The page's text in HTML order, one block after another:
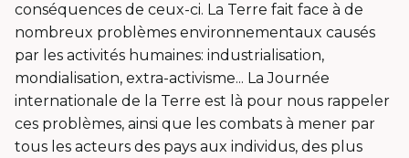
conséquences de ceux-ci. La Terre fait face à de
nombreux problèmes environnementaux causés
par les activités humaines: industrialisation,
mondialisation, extra-activisme... La Journée
internationale de la Terre est là pour nous rappeler
ces problèmes, ainsi que les combats à mener par
tous les acteurs des pays aux individus, des plus